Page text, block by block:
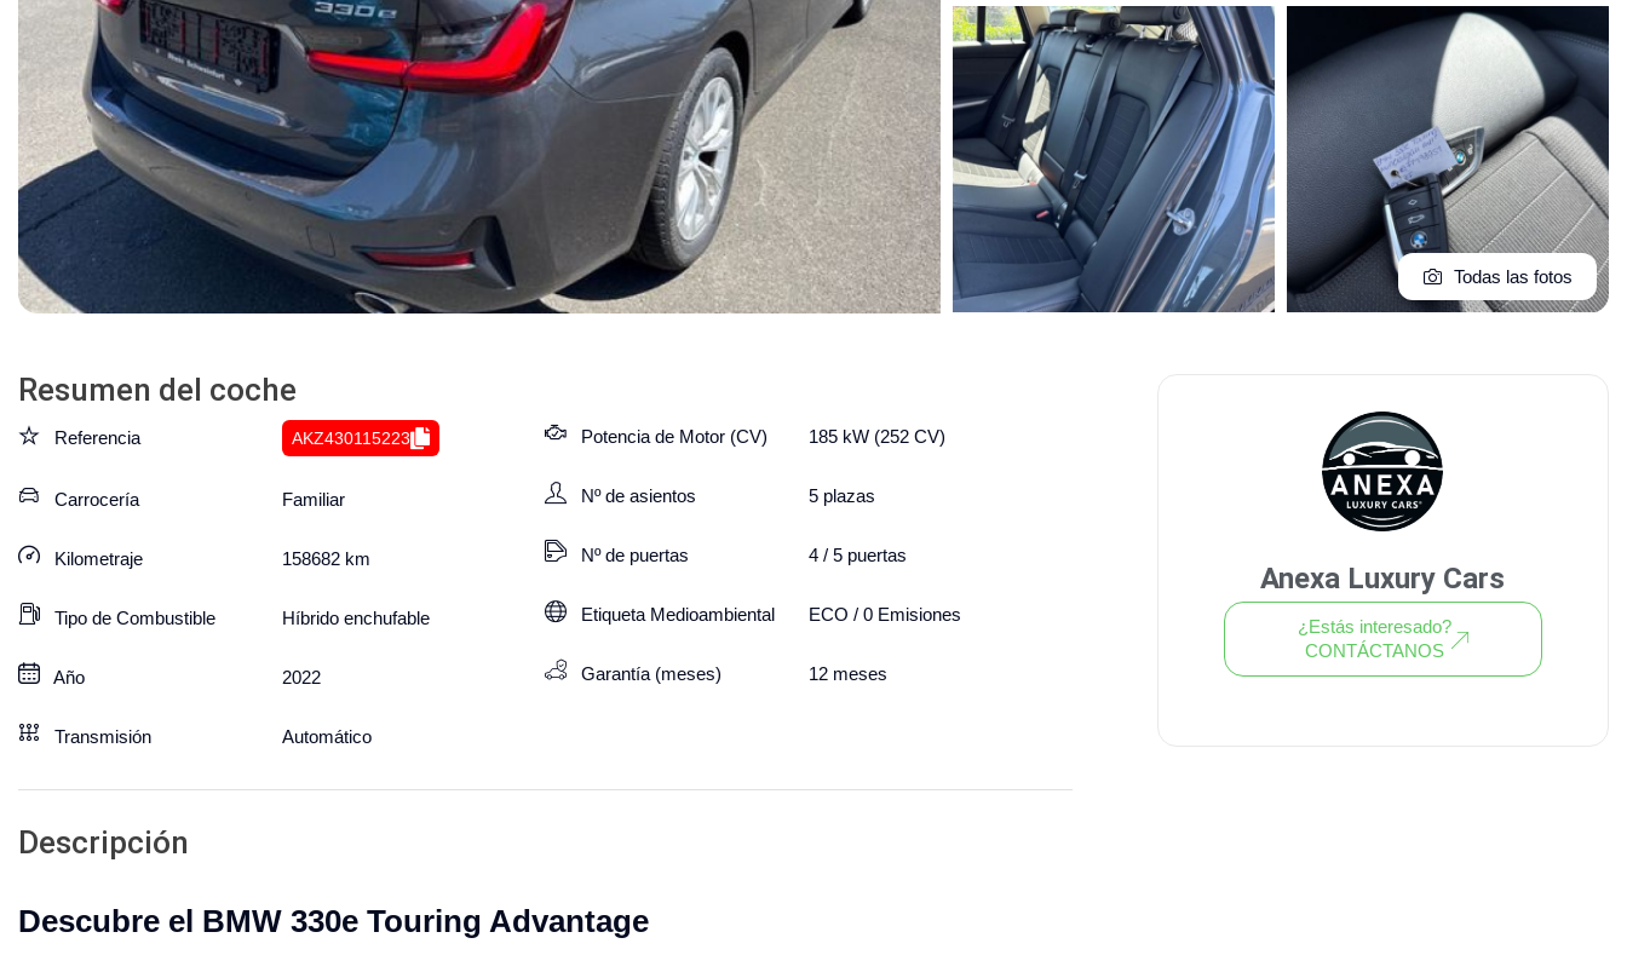
Todas las fotos
Resumen del coche
Referencia AKZ430115223
Carrocería Familiar
Kilometraje 158682 km
Tipo de Combustible Híbrido enchufable
Año 2022
Transmisión Automático
Potencia de Motor (CV) 185 kW (252 CV)
Nº de asientos 5 plazas
Nº de puertas 4 / 5 puertas
Etiqueta Medioambiental ECO / 0 Emisiones
Garantía (meses) 12 meses
Descripción
Descubre el BMW 330e Touring Advantage
Anexa Luxury Cars
¿Estás interesado?
CONTÁCTANOS